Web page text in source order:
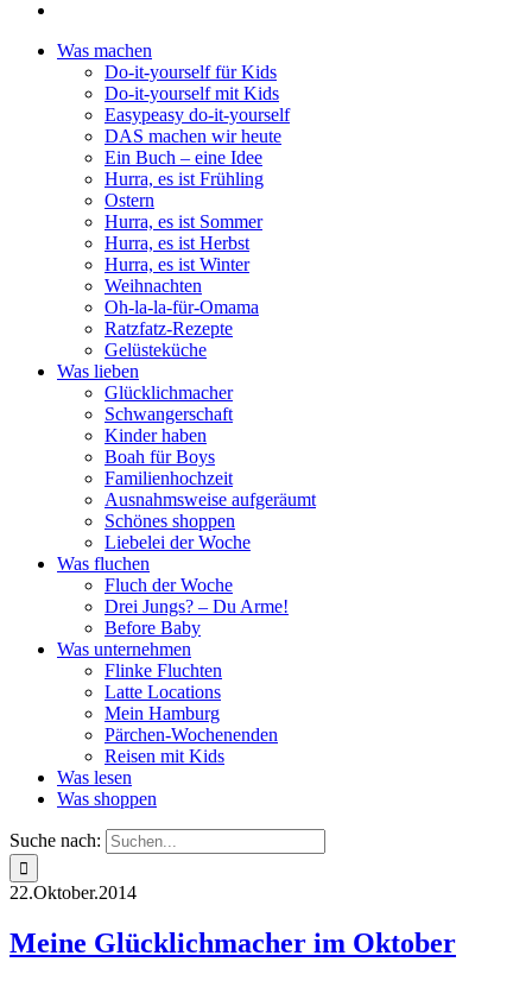
Was machen
Do-it-yourself für Kids
Do-it-yourself mit Kids
Easypeasy do-it-yourself
DAS machen wir heute
Ein Buch – eine Idee
Hurra, es ist Frühling
Ostern
Hurra, es ist Sommer
Hurra, es ist Herbst
Hurra, es ist Winter
Weihnachten
Oh-la-la-für-Omama
Ratzfatz-Rezepte
Gelüsteküche
Was lieben
Glücklichmacher
Schwangerschaft
Kinder haben
Boah für Boys
Familienhochzeit
Ausnahmsweise aufgeräumt
Schönes shoppen
Liebelei der Woche
Was fluchen
Fluch der Woche
Drei Jungs? – Du Arme!
Before Baby
Was unternehmen
Flinke Fluchten
Latte Locations
Mein Hamburg
Pärchen-Wochenenden
Reisen mit Kids
Was lesen
Was shoppen
Suche nach:
22.Oktober.2014
Meine Glücklichmacher im Oktober